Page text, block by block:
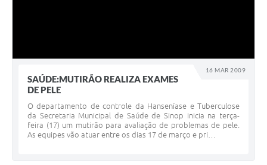
16 MAR 2009
SAÚDE:MUTIRÃO REALIZA EXAMES
DE PELE
O departamento de controle da Hanseníase e Tuberculose
da Secretaria Municipal de Saúde de Sinop inicia na terça-
feira (17) um mutirão para avaliação de problemas de pele.
As equipes vão atuar entre os dias 17 de março e pri…